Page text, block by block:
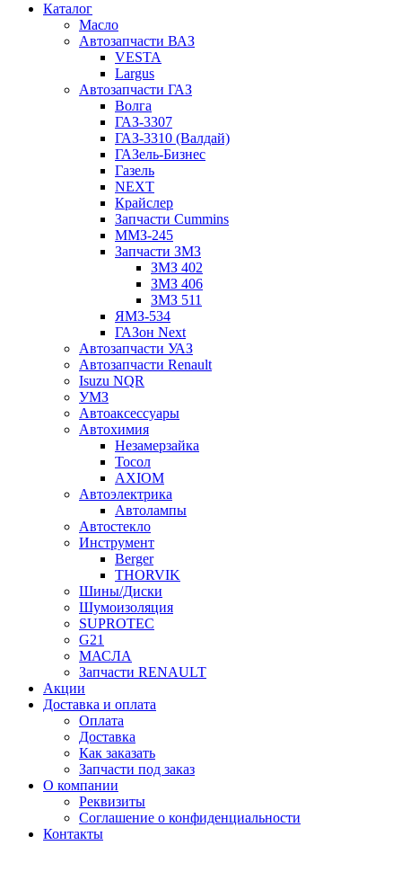
Каталог
Масло
Автозапчасти ВАЗ
VESTA
Largus
Автозапчасти ГАЗ
Волга
ГАЗ-3307
ГАЗ-3310 (Валдай)
ГАЗель-Бизнес
Газель
NEXT
Крайслер
Запчасти Cummins
ММЗ-245
Запчасти ЗМЗ
ЗМЗ 402
ЗМЗ 406
ЗМЗ 511
ЯМЗ-534
ГАЗон Next
Автозапчасти УАЗ
Автозапчасти Renault
Isuzu NQR
УМЗ
Автоаксессуары
Автохимия
Незамерзайка
Тосол
AXIOM
Автоэлектрика
Автолампы
Автостекло
Инструмент
Berger
THORVIK
Шины/Диски
Шумоизоляция
SUPROTEC
G21
МАСЛА
Запчасти RENAULT
Акции
Доставка и оплата
Оплата
Доставка
Как заказать
Запчасти под заказ
О компании
Реквизиты
Соглашение о конфиденциальности
Контакты